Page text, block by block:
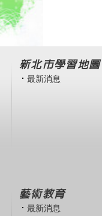
新北市學習地圖
最新消息
藝術教育
最新消息